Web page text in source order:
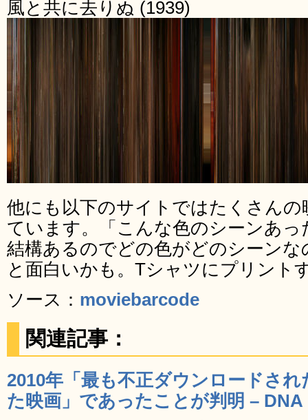
風と共に去りぬ (1939)
他にも以下のサイトではたくさん
ています。「こんな色のシーンあ
結構あるのでどの色がどのシーン
と面白いかも。Tシャツにプリント
ソース： moviebarcode
関連記事：
2010年「最も不正ダウンロードさ
た映画」であったことが判明 – DNA